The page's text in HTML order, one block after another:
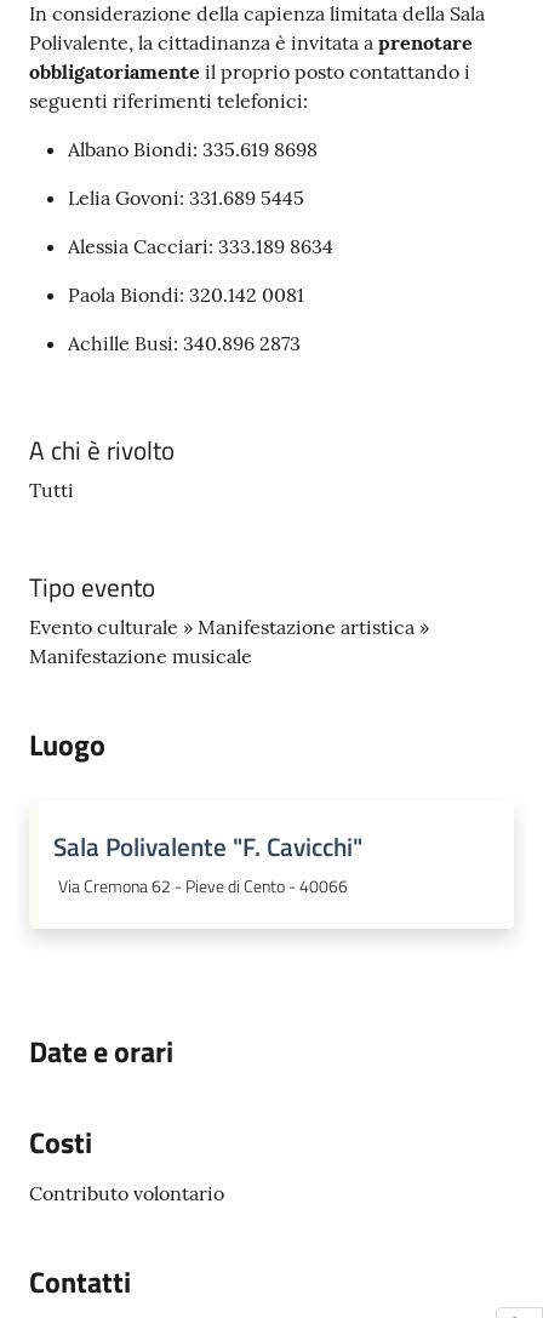
In considerazione della capienza limitata della Sala
Polivalente, la cittadinanza è invitata a prenotare
obbligatoriamente il proprio posto contattando i
seguenti riferimenti telefonici:
Albano Biondi: 335.619 8698
Lelia Govoni: 331.689 5445
Alessia Cacciari: 333.189 8634
Paola Biondi: 320.142 0081
Achille Busi: 340.896 2873
A chi è rivolto
Tutti
Tipo evento
Evento culturale » Manifestazione artistica »
Manifestazione musicale
Luogo
Sala Polivalente "F. Cavicchi"
Via Cremona 62 - Pieve di Cento - 40066
Date e orari
Costi
Contributo volontario
Contatti